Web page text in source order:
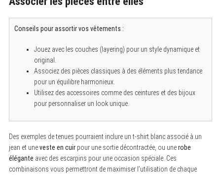
Conseils pour assortir vos vêtements :
Jouez avec les couches (layering) pour un style dynamique et
original.
Associez des pièces classiques à des éléments plus tendance
pour un équilibre harmonieux.
Utilisez des accessoires comme des ceintures et des bijoux
pour personnaliser un look unique.
Des exemples de tenues pourraient inclure un t-shirt blanc associé à un
jean et uneveste en cuirpour une sortie décontractée, ou unerobe
élégante avec des escarpins pour une occasion spéciale. Ces
combinaisons vous permettront de maximiser l’utilisation de chaque
r
c
o
r